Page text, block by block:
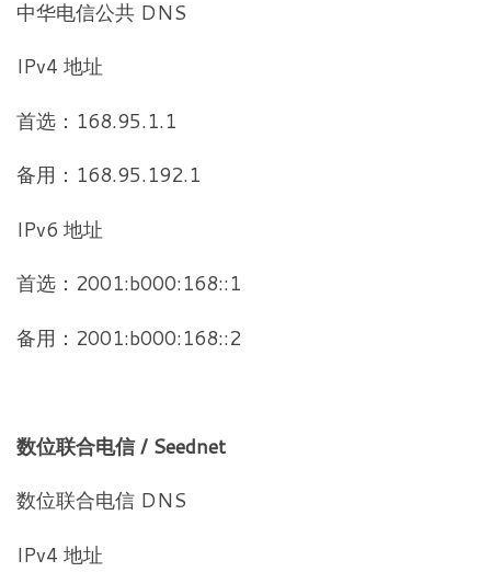
中华电信公共 DNS
IPv4 地址
首选：168.95.1.1
备用：168.95.192.1
IPv6 地址
首选：2001:b000:168::1
备用：2001:b000:168::2
数位联合电信 / Seednet
数位联合电信 DNS
IPv4 地址